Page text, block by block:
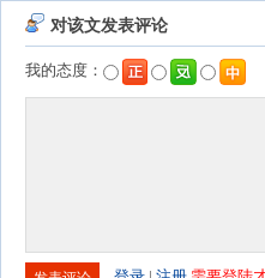
对该文发表评论
我的态度：